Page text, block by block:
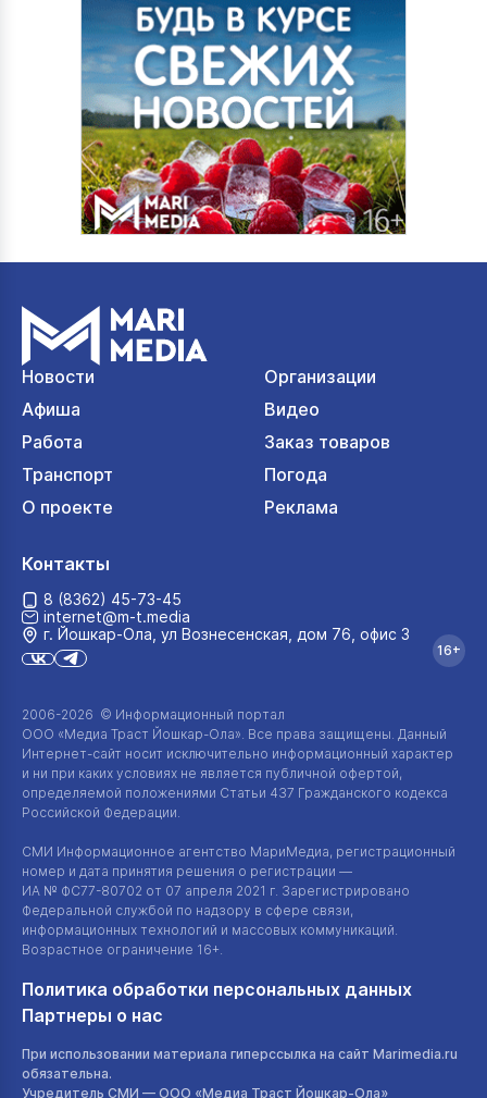
Новости
Организации
Афиша
Видео
Работа
Заказ товаров
Транспорт
Погода
О проекте
Реклама
2006-2026 © Информационный портал
ООО «Медиа Траст Йошкар-Ола». Все права защищены. Данный
Интернет-сайт носит исключительно информационный характер
и ни при каких условиях не является публичной офертой,
определяемой положениями Статьи 437 Гражданского кодекса
Российской Федерации.
СМИ Информационное агентство МариМедиа, регистрационный
номер и дата принятия решения о регистрации —
ИА № ФС77-80702 от 07 апреля 2021 г. Зарегистрировано
Федеральной службой по надзору в сфере связи,
информационных технологий и массовых коммуникаций.
Возрастное ограничение 16+.
Политика обработки персональных данных
Партнеры о нас
При использовании материала гиперссылка на сайт Marimedia.ru
обязательна.
Учредитель СМИ — ООО «Медиа Траст Йошкар-Ола»
Контакты
8 (8362) 45-73-45
internet@m-t.media
г. Йошкар‑Ола, ул Вознесенская, дом 76, офис 3
16+